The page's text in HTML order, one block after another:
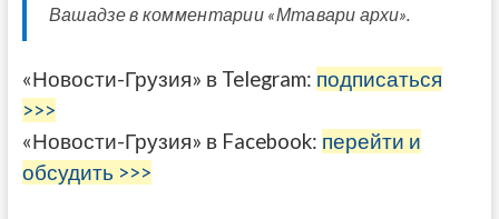
Вашадзе в комментарии «Мтавари архи».
«Новости-Грузия» в Telegram: подписаться
>>>
«Новости-Грузия» в Facebook: перейти и
обсудить >>>